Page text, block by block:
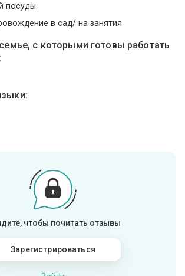
посуды
в сад/ на занятия
с которыми готовы работать
чтобы почитать отзывы
Зарегистрироваться